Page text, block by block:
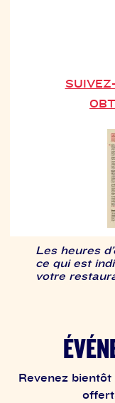
Les heures
ce qui est
votre
Revenez